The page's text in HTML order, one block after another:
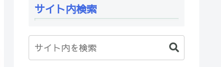
サイト内検索